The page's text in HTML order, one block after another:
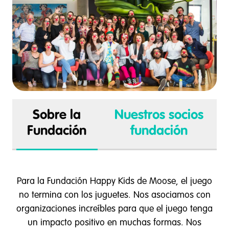
Sobre la
Fundación
Nuestros socios
fundación
Para la Fundación Happy Kids de Moose, el juego
no termina con los juguetes. Nos asociamos con
organizaciones increíbles para que el juego tenga
un impacto positivo en muchas formas. Nos